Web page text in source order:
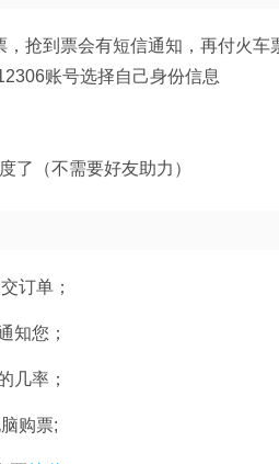
抢到票会有短信通知，再付火车
账号选择自己身份信息
了（不需要好友助力）
订单；
知您；
几率；
购票;